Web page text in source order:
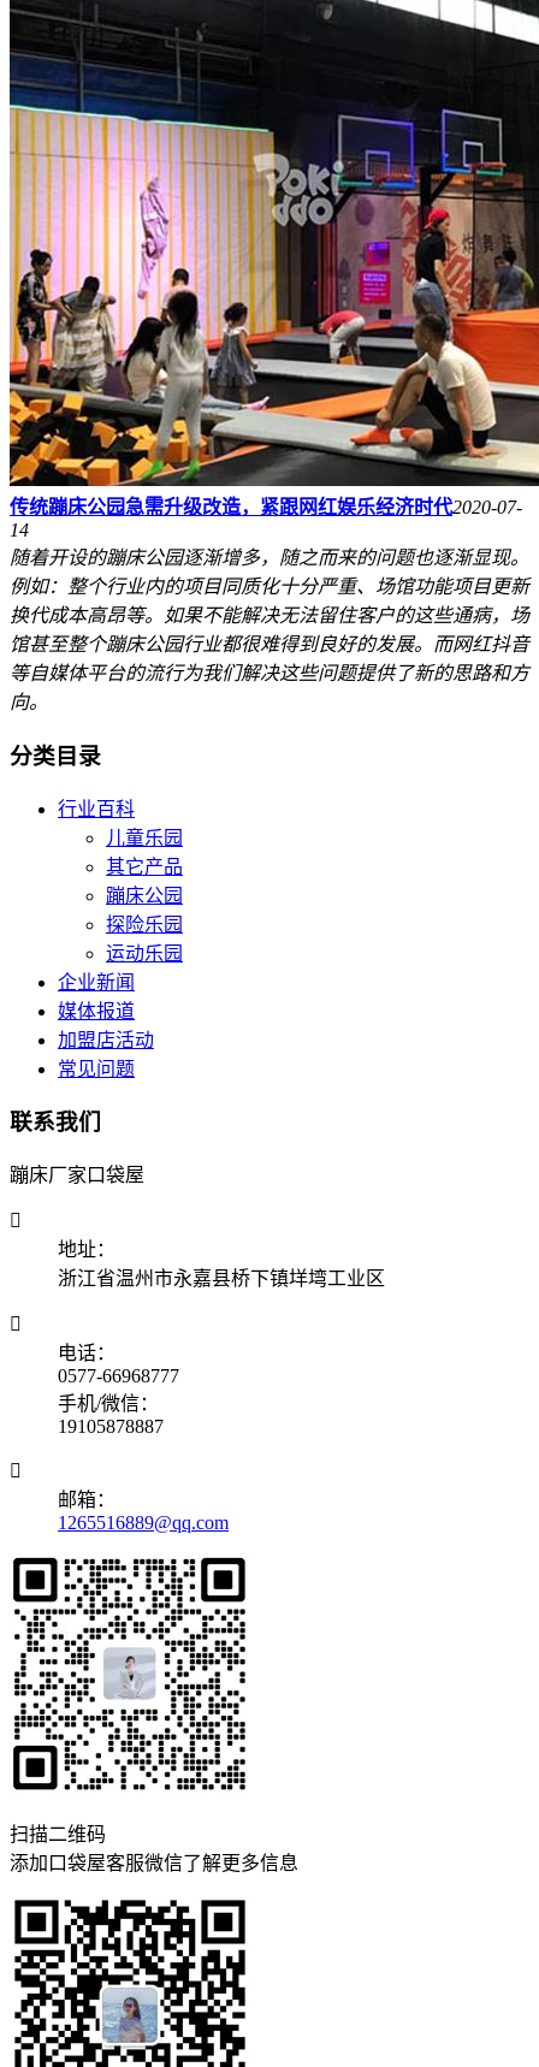
传统蹦床公园急需升级改造，紧跟网红娱乐经济时代2020-07-
14
随着开设的蹦床公园逐渐增多，随之而来的问题也逐渐显现。
例如：整个行业内的项目同质化十分严重、场馆功能项目更新
换代成本高昂等。如果不能解决无法留住客户的这些通病，场
馆甚至整个蹦床公园行业都很难得到良好的发展。而网红抖音
等自媒体平台的流行为我们解决这些问题提供了新的思路和方
向。
分类目录
行业百科
儿童乐园
其它产品
蹦床公园
探险乐园
运动乐园
企业新闻
媒体报道
加盟店活动
常见问题
联系我们
蹦床厂家口袋屋

地址：
浙江省温州市永嘉县桥下镇垟塆工业区

电话：
0577-66968777
手机/微信：
19105878887

邮箱：
1265516889@qq.com
扫描二维码
添加口袋屋客服微信了解更多信息